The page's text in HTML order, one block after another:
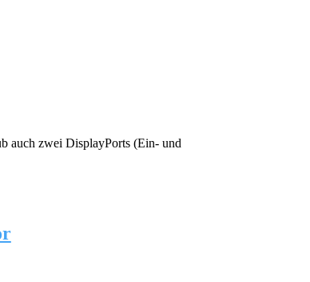
auch zwei DisplayPorts (Ein- und